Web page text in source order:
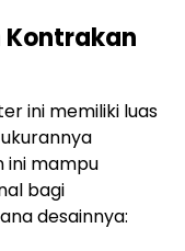
Kontrakan
ini memiliki luas
ini mampu
bagi
desainnya: